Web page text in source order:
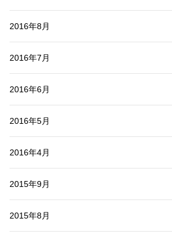
2016年8月
2016年7月
2016年6月
2016年5月
2016年4月
2015年9月
2015年8月